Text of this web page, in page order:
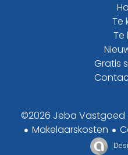
Te
Te
Gratis
©2026 Jeba Vastgoed
Makelaarskosten